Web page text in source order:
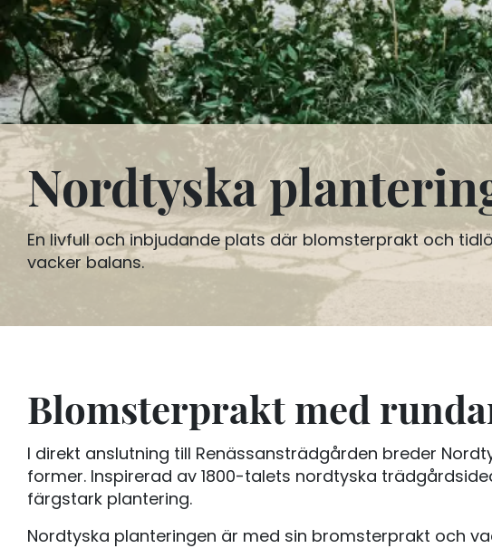
Nordtyska
En livfull och inbjudande plats där blomsterprakt och
vacker balans.
Blomsterprakt med
I direkt anslutning till Renässansträdgården breder
former. Inspirerad av 1800-talets nordtyska
färgstark plantering.
Nordtyska planteringen är med sin bromsterprakt och